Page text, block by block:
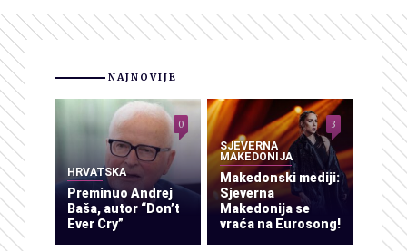
NAJNOVIJE
HRVATSKA
Preminuo Andrej
Baša, autor “Don’t
Ever Cry”
0
SJEVERNA
MAKEDONIJA
Makedonski mediji:
Sjeverna
Makedonija se
vraća na Eurosong!
3